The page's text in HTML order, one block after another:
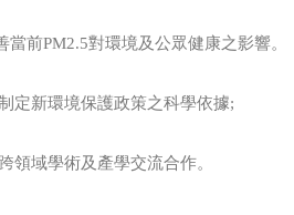
前PM2.5對環境及公眾健康之影響。
定新環境保護政策之科學依據;
領域學術及產學交流合作。